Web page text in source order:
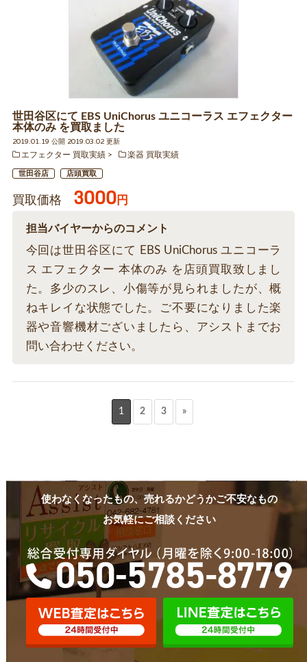
世田谷区にて EBS UniChorus ユニコーラス エフェクター
本体のみ を買取ました
2019.01.19 公開 2019.03.02 更新
エフェクター 買取実績
楽器 買取実績
世田谷店 店頭買取
買取価格 3000円
担当バイヤーからのコメント
今回は世田谷区にて EBS UniChorus ユニコーラ
ス エフェクター 本体のみ を店頭買取致しまし
た。多少のスレ、小傷等が見られましたが、概
ねキレイな状態でした。ご不要になりました楽
器や音響機材ございましたら、アシストまでお
問い合わせください。
1 2 3 »
使わなくなったもの、売れるかどうかご不安なもの
お気軽にご相談ください